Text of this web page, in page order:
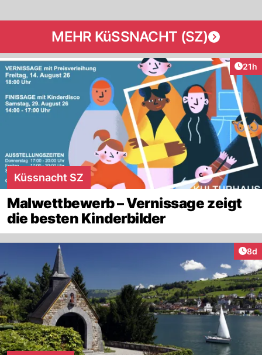
MEHR KüSSNACHT (SZ)
21h
Küssnacht SZ
Malwettbewerb – Vernissage zeigt
die besten Kinderbilder
8d